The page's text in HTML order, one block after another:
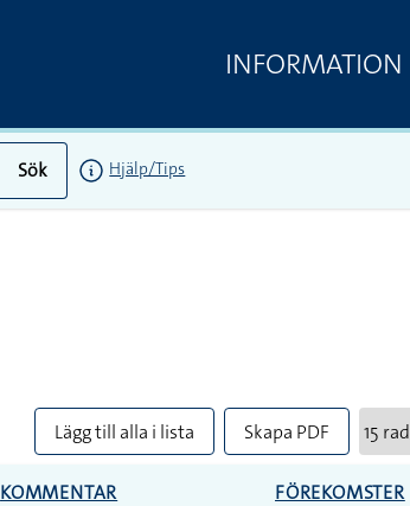
INFORMATION
Sök Hjälp/Tips
Lägg till alla i lista Skapa PDF
KOMMENTAR FÖREKOMSTER